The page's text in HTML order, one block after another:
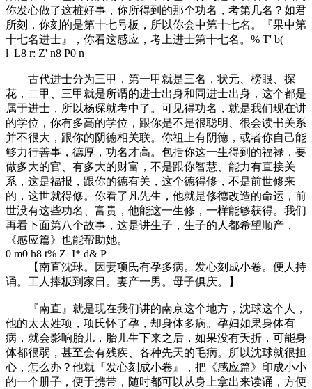
你发心做了这桩好事，你所得到的那个功名，考第几名？如君
所刻，你刻的是第十七号板，所以你会中第十七名。『果中第
十七名进士』，你看这感应，考上进士第十七名。 % T' b(
l L8 r: Z' n8 P0 n
古代进士分为三甲，第一甲就是三名，状元、榜眼、探
花，二甲、三甲就是所谓的进士出身和同进士出身，这个都是
属于进士，所以杨琛就考中了。可见得功名，就是我们现在讲
的学位，你有多高的学位，跟你是不是很聪明、很会读书关系
并不很大，跟你的阴德相关联。你祖上有阴德，或者你自己能
够力行善事，德厚，功名才高。包括你这一生得到的福禄，要
做多大的官、有多大的财富，不是跟你智慧、能力有直接关
系，这是福报，跟你的德有关，这个德得修，不是前世修来
的，这世就得修。你看了凡先生，他就是修德改造的命运，前
世没有这些功名、富贵，他能这一生修，一样能够获得。我们
再看下面第八个故事，这是讲生子，生子的人都希望顺产，
《感应篇》也能帮助她。
0 m0 h8 t% Z I* d& P
【南直沈球。因妻项氏有孕多病。发心刻成小卷。便人持
诵。工人捧板到家日。妻产一男。母子俱庆。】
『南直』就是现在我们讲的南京这个地方，沈球这个人，
他的太太姓项，项氏怀了孕，却身体多病。孕妇如果身体有
病，就会影响胎儿，胎儿生下来之后，如果没有夭折，可能身
体都很弱，甚至会有残疾、各种先天的毛病。所以沈球就很担
心，怎么办？他就『发心刻成小卷』，把《感应篇》印成小小
的一个册子，便于携带，随时都可以从身上拿出来读诵，方便